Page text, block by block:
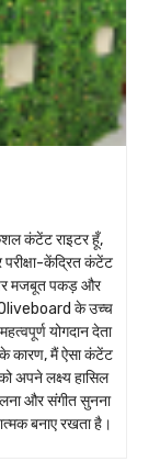
कंटेंट राइटर हूँ,
केंद्रित कंटेंट
मजबूत पकड़ और
Oliveboard के उच्च
योगदान देता
कारण, मैं ऐसा कंटेंट
अपने लक्ष्य हासिल
और संगीत सुनना
बनाए रखता है।